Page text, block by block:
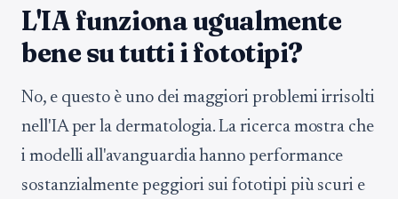
L'IA funziona ugualmente
bene su tutti i fototipi?
No, e questo è uno dei maggiori problemi irrisolti
nell'IA per la dermatologia. La ricerca mostra che
i modelli all'avanguardia hanno performance
sostanzialmente peggiori sui fototipi più scuri e